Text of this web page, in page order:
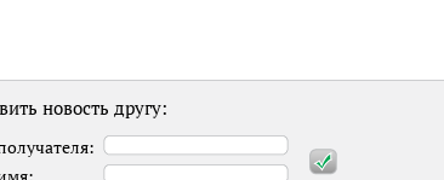
новость другу: